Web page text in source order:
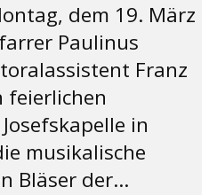
dem 19. März
Paulinus
Franz
feierlichen
in
musikalische
Bläser der...